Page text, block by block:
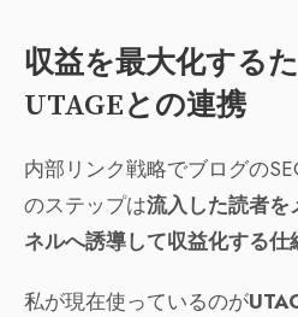
収益を最大化する
UTAGEとの連携
内部リンク戦略でブログの
のステップは流入した読者を
ネルへ誘導して収益化する仕
私が現在使っているのが